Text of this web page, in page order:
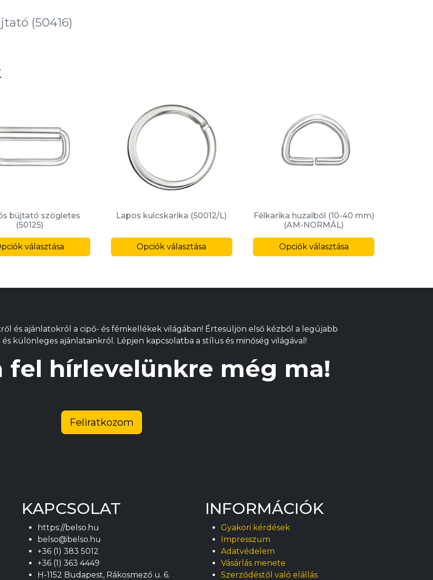
(50416)
bújtató szögletes
(50125)
választása
terméknek
a
termékoldalon
ki
Lapos kulcskarika (50012/L)
Opciók választása
terméknek
a
termékoldalon
ki
Félkarika huzalból (10-40 mm)
(AM-NORMÁL)
Opciók választása
és ajánlatokról a cipő- és fémkellékek világában! Értesüljön első kézből a legújabb
különleges ajánlatainkról. Lépjen kapcsolatba a stílus és minőség világával!
fel hírlevelünkre még ma!
Feliratkozom
KAPCSOLAT
https://belso.hu
belso@belso.hu
+36 (1) 383 5012
+36 (1) 363 4449
H-1152 Budapest, Rákosmező u. 6.
INFORMÁCIÓK
Gyakori kérdések
Impresszum
Adatvédelem
Vásárlás menete
Szerződéstől való elállás